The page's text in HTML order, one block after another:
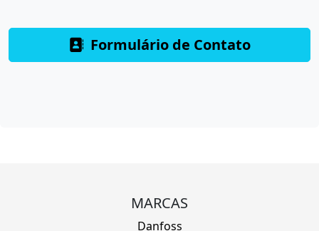
Formulário de Contato
MARCAS
Danfoss